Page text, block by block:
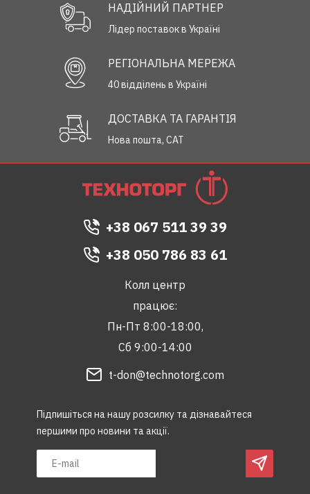
НАДІЙНИЙ ПАРТНЕР
Лідер поставок в Україні
РЕГІОНАЛЬНА МЕРЕЖА
40 відділень в Україні
ДОСТАВКА ТА ГАРАНТІЯ
Нова пошта, САТ
Підпишіться на нашу розсилку та дізнавайтеся
першими про новини та акції.
+38 067 511 39 39
+38 050 786 83 61
Колл центр
працює:
Пн-Пт 8:00-18:00,
Сб 9:00-14:00
t-don@technotorg.com